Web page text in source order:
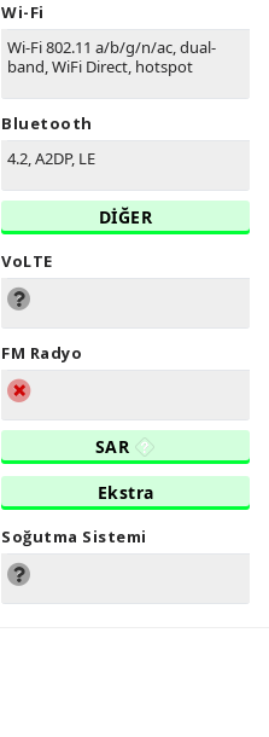
Wi-Fi
Wi-Fi 802.11 a/b/g/n/ac, dual-
band, WiFi Direct, hotspot
Bluetooth
4.2, A2DP, LE
DİĞER
VoLTE
FM Radyo
SAR
Ekstra
Soğutma Sistemi